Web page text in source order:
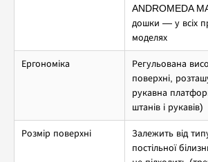
ANDROMEDA
дошки — у всіх
моделях
Ергономіка
Регульована
поверхні,
рукавна
штанів і рукавів)
Розмір поверхні
Залежить від
постільної